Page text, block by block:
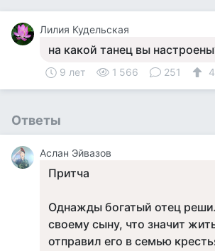
Лилия Кудельская
на какой танец вы
9 лет 1 566 251 4
Ответы
Аслан Эйвазов
Притча
Однажды богатый отец
своему сыну, что значит
отправил его в семью